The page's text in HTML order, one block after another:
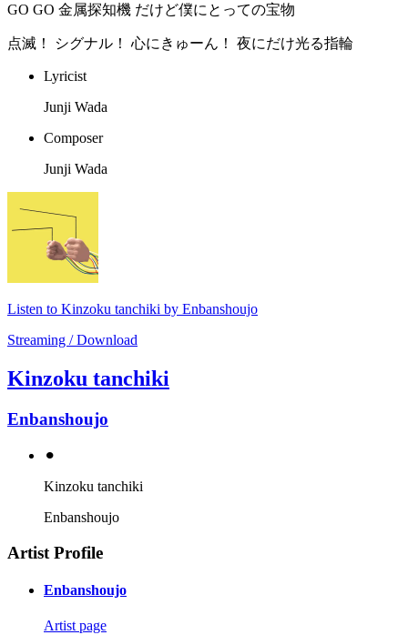
GO GO 金属探知機 だけど僕にとっての宝物
点滅！ シグナル！ 心にきゅーん！ 夜にだけ光る指輪
Lyricist
Junji Wada
Composer
Junji Wada
Listen to Kinzoku tanchiki by Enbanshoujo
Streaming / Download
Kinzoku tanchiki
Enbanshoujo
⚫︎
Kinzoku tanchiki
Enbanshoujo
Artist Profile
Enbanshoujo
Artist page